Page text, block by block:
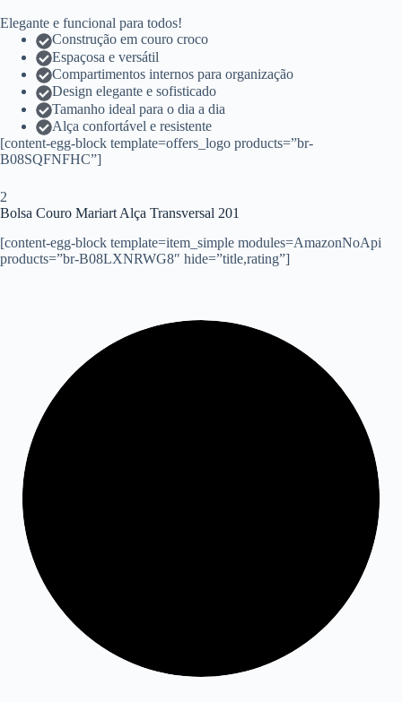
Elegante e funcional para todos!
Construção em couro croco
Espaçosa e versátil
Compartimentos internos para organização
Design elegante e sofisticado
Tamanho ideal para o dia a dia
Alça confortável e resistente
[content-egg-block template=offers_logo products=”br-
B08SQFNFHC”]
2
Bolsa Couro Mariart Alça Transversal 201
[content-egg-block template=item_simple modules=AmazonNoApi
products=”br-B08LXNRWG8″ hide=”title,rating”]